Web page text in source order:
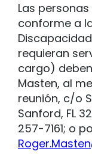
Las
conforme a
requieran
cargo)
Masten, al
reunión, c/o
Sanford, FL
257-7161; o